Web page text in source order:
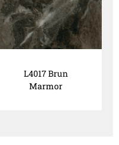
L4017 Brun
Marmor